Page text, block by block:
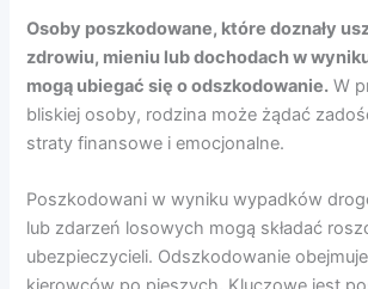
Osoby poszkodowane, które doznały
zdrowiu, mieniu lub dochodach w
mogą ubiegać się o odszkodowanie. W
bliskiej osoby, rodzina może żądać
straty finansowe i emocjonalne.
Poszkodowani w wyniku wypadków
lub zdarzeń losowych mogą składać
ubezpieczycieli. Odszkodowanie